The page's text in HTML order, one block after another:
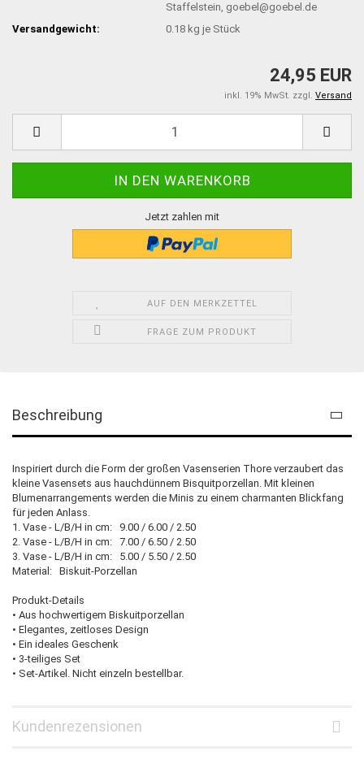
Staffelstein, goebel@goebel.de
Versandgewicht:
0.18 kg je Stück
24,95 EUR
inkl. 19% MwSt. zzgl. Versand
Jetzt zahlen mit
AUF DEN MERKZETTEL
FRAGE ZUM PRODUKT
Beschreibung
Inspiriert durch die Form der großen Vasenserien Thore verzaubert das
kleine Vasensets aus hauchdünnem Bisquitporzellan. Mit kleinen
Blumenarrangements werden die Minis zu einem charmanten Blickfang
für jeden Anlass.
1. Vase - L/B/H in cm: 9.00 / 6.00 / 2.50
2. Vase - L/B/H in cm: 7.00 / 6.50 / 2.50
3. Vase - L/B/H in cm: 5.00 / 5.50 / 2.50
Material: Biskuit-Porzellan
Produkt-Details
• Aus hochwertigem Biskuitporzellan
• Elegantes, zeitloses Design
• Ein ideales Geschenk
• 3-teiliges Set
• Set-Artikel. Nicht einzeln bestellbar.
Kundenrezensionen